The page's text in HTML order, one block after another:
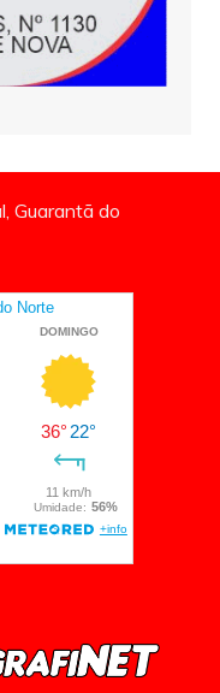
Guarantã do